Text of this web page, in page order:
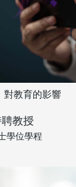
對教育的影響
教授
學位學程